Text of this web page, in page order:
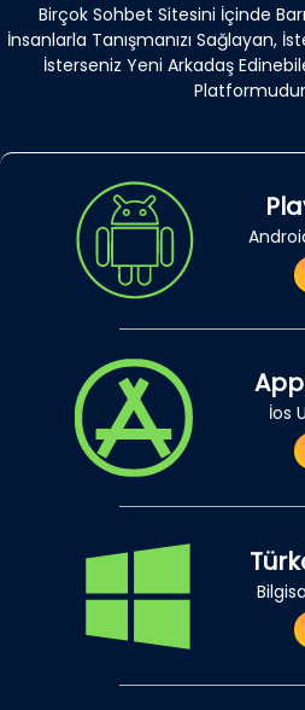
Birçok Sohbet Sitesini İçinde
İnsanlarla Tanışmanızı Sağlayan,
İsterseniz Yeni Arkadaş
İos